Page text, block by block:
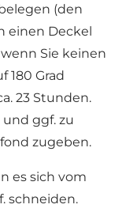
(den
einen Deckel
Sie keinen
180 Grad
23 Stunden.
ggf. zu
zugeben.
es sich vom
schneiden.